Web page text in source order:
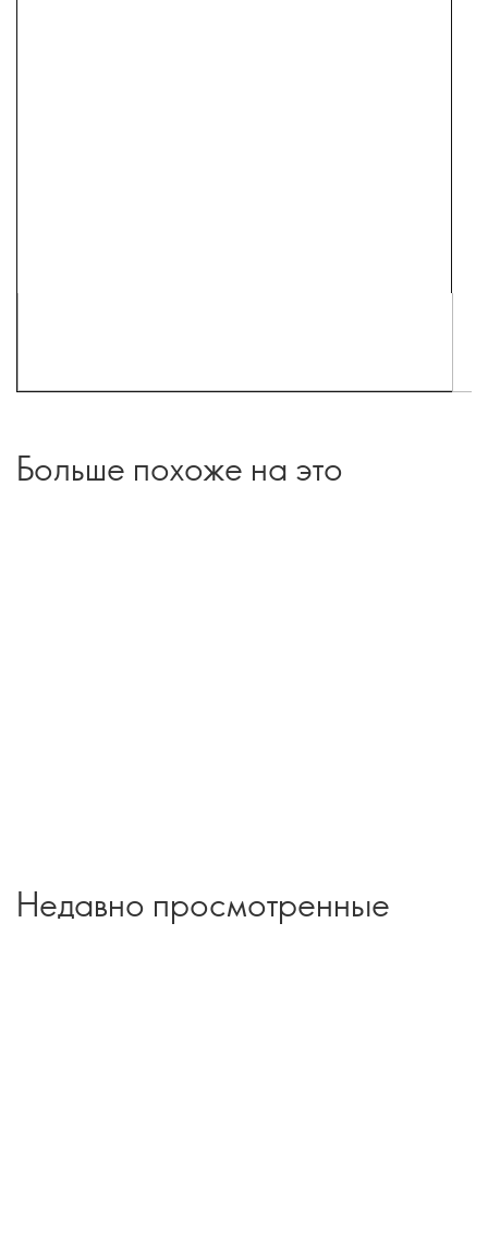
Больше похоже на это
Недавно просмотренные